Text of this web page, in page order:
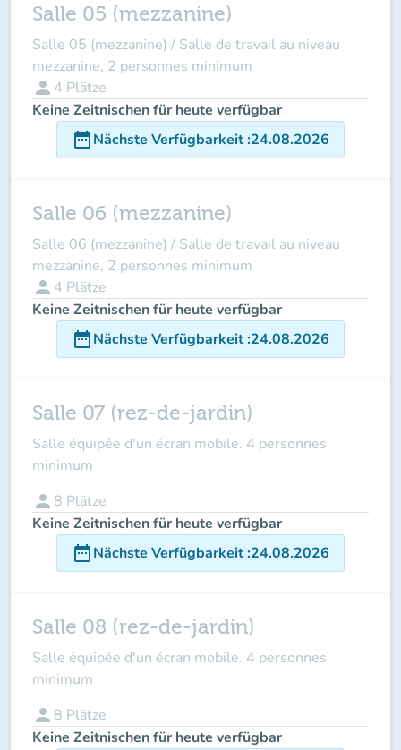
Salle 05 (mezzanine)
Salle 05 (mezzanine) / Salle de travail au niveau
mezzanine, 2 personnes minimum
person 4 Plätze
Keine Zeitnischen für heute verfügbar
date_rangeNächste Verfügbarkeit:24.08.2026
Salle 06 (mezzanine)
Salle 06 (mezzanine) / Salle de travail au niveau
mezzanine, 2 personnes minimum
person 4 Plätze
Keine Zeitnischen für heute verfügbar
date_rangeNächste Verfügbarkeit:24.08.2026
Salle 07 (rez-de-jardin)
Salle équipée d'un écran mobile. 4 personnes
minimum
person 8 Plätze
Keine Zeitnischen für heute verfügbar
date_rangeNächste Verfügbarkeit:24.08.2026
Salle 08 (rez-de-jardin)
Salle équipée d'un écran mobile. 4 personnes
minimum
person 8 Plätze
Keine Zeitnischen für heute verfügbar